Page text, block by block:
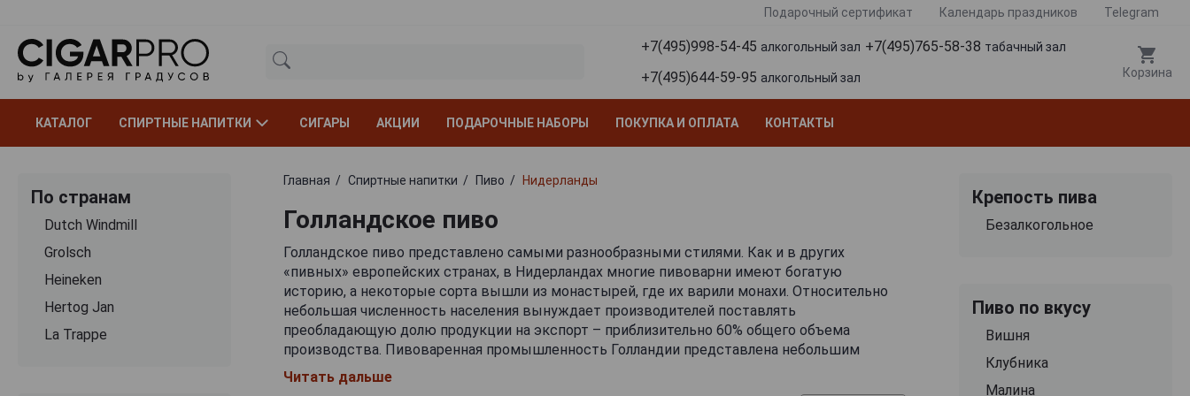
Подарочный сертификат Календарь праздников Telegram
+7(495)998-54-45 алкогольный зал +7(495)765-58-38 табачный зал
+7(495)644-59-95 алкогольный зал Корзина
КАТАЛОГ СПИРТНЫЕ НАПИТКИ СИГАРЫ АКЦИИ ПОДАРОЧНЫЕ НАБОРЫ ПОКУПКА И ОПЛАТА КОНТАКТЫ
По странам
Dutch Windmill
Grolsch
Heineken
Hertog Jan
La Trappe
Главная Спиртные напитки Пиво Нидерланды
Голландское пиво
Голландское пиво представлено самыми разнообразными стилями. Как и в других
«пивных» европейских странах, в Нидерландах многие пивоварни имеют богатую
историю, а некоторые сорта вышли из монастырей, где их варили монахи. Относительно
небольшая численность населения вынуждает производителей поставлять
преобладающую долю продукции на экспорт – приблизительно 60% общего объема
производства. Пивоваренная промышленность Голландии представлена небольшим
количеством разных по масштабу компаний, в числе которых есть и корпорация мирового
уровня. У частных пивоваров нет возможности конкурировать с промышленным гигантом
Читать дальше
Крепость пива
Безалкогольное
Пиво по вкусу
Вишня
Клубника
Малина